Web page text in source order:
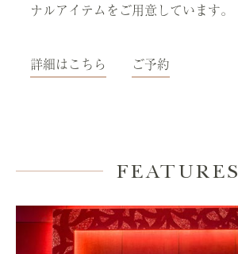
ナルアイテムをご用意しています。
詳細はこちら ご予約
FEATURES